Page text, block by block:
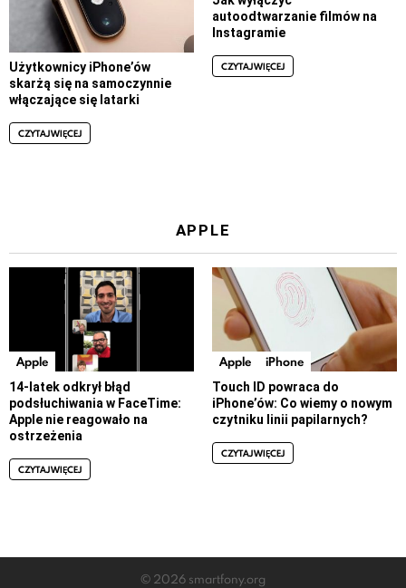
Użytkownicy iPhone’ów
skarżą się na samoczynnie
włączające się latarki
CZYTAJ WIĘCEJ
autoodtwarzanie filmów na
Instagramie
CZYTAJ WIĘCEJ
APPLE
Apple
14-latek odkrył błąd
podsłuchiwania w FaceTime:
Apple nie reagowało na
ostrzeżenia
CZYTAJ WIĘCEJ
Apple iPhone
Touch ID powraca do
iPhone’ów: Co wiemy o nowym
czytniku linii papilarnych?
CZYTAJ WIĘCEJ
© 2026 smartfony.org